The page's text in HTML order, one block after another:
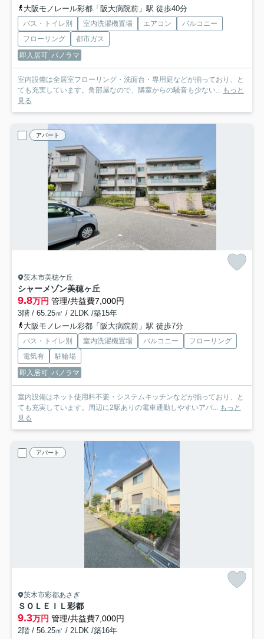
大阪モノレール彩都「阪大病院前」駅 徒歩40分
バス・トイレ別 室内洗濯機置場 エアコン
バルコニー
フローリング
都市ガス
即入居可 パノラマ
室内設備は全居室フローリング・洗面台・専用庭などが揃っており、と
ても充実しています。角部屋なので、隣室からの騒音も少ない... もっと
見る
アパート
茨木市美穂ケ丘
シャーメゾン美穂ヶ丘
9.8万円 管理/共益費7,000円
3階 / 65.25㎡ / 2LDK /築15年
大阪モノレール彩都「阪大病院前」駅 徒歩7分
バス・トイレ別 室内洗濯機置場 バルコニー
フローリング
電気有
駐輪場
即入居可 パノラマ
室内設備はネット使用料不要・システムキッチンなどが揃っており、と
ても充実しています。周辺に2駅ありの電車通勤しやすいアパ... もっと
見る
アパート
茨木市彩都あさぎ
ＳＯＬＥＩＬ彩都
9.3万円 管理/共益費7,000円
2階 / 56.25㎡ / 2LDK /築16年